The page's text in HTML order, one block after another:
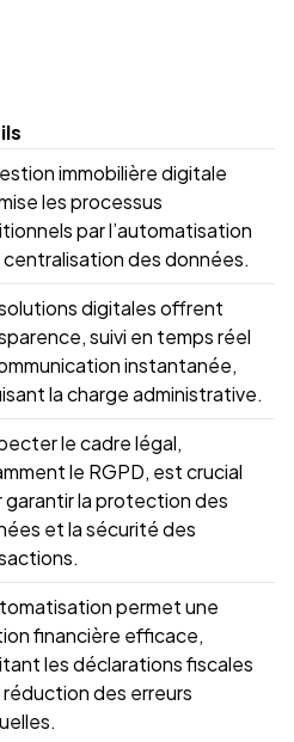
immobilière digitale
les processus
par l’automatisation
centralisation des données.
digitales offrent
suivi en temps réel
instantanée,
la charge administrative.
le cadre légal,
le RGPD, est crucial
garantir la protection des
et la sécurité des
permet une
financière efficace,
les déclarations fiscales
réduction des erreurs